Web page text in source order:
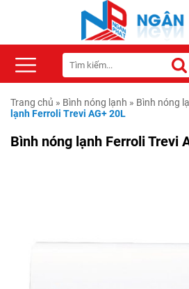
Trang chủ » Bình nóng lạnh » Bình nóng
lạnh Ferroli Trevi AG+ 20L
Bình nóng lạnh Ferroli Trevi